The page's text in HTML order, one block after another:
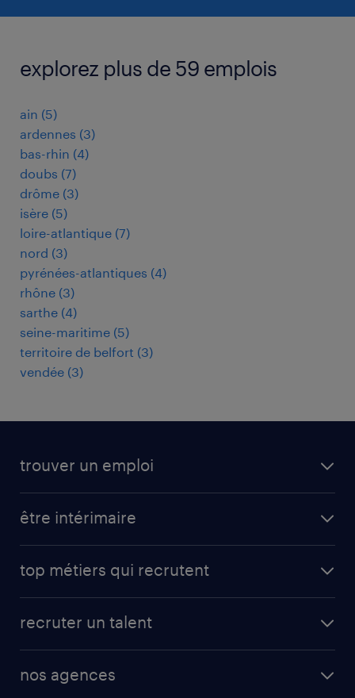
explorez plus de 59 emplois
ain (5)
ardennes (3)
bas-rhin (4)
doubs (7)
drôme (3)
isère (5)
loire-atlantique (7)
nord (3)
pyrénées-atlantiques (4)
rhône (3)
sarthe (4)
seine-maritime (5)
territoire de belfort (3)
vendée (3)
trouver un emploi
créer un compte candidat
être intérimaire
app talent / portail web
top métiers qui recrutent
recruter un talent
solutions opérationnelles
nos agences